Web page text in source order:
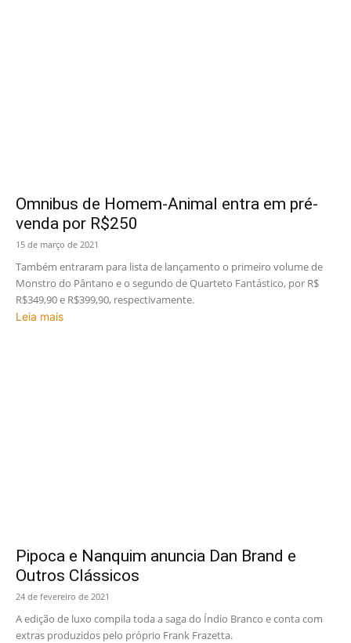
Omnibus de Homem-Animal entra em pré-
venda por R$250
15 de março de 2021
Também entraram para lista de lançamento o primeiro volume de
Monstro do Pântano e o segundo de Quarteto Fantástico, por R$
R$349,90 e R$399,90, respectivamente.
Leia mais
Pipoca e Nanquim anuncia Dan Brand e
Outros Clássicos
24 de fevereiro de 2021
A edição de luxo compila toda a saga do Índio Branco e conta com
extras produzidos pelo próprio Frank Frazetta.